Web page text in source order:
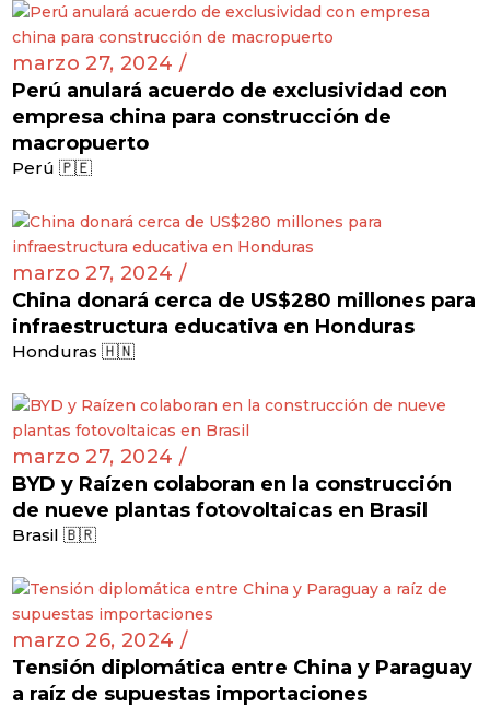
marzo 27, 2024 /
Perú anulará acuerdo de exclusividad con
empresa china para construcción de
macropuerto
Perú 🇵🇪
marzo 27, 2024 /
China donará cerca de US$280 millones para
infraestructura educativa en Honduras
Honduras 🇭🇳
marzo 27, 2024 /
BYD y Raízen colaboran en la construcción
de nueve plantas fotovoltaicas en Brasil
Brasil 🇧🇷
marzo 26, 2024 /
Tensión diplomática entre China y Paraguay
a raíz de supuestas importaciones